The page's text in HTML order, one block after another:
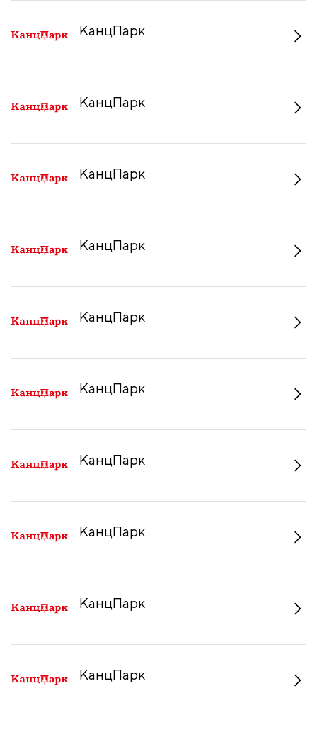
КанцПарк
КанцПарк
КанцПарк
КанцПарк
КанцПарк
КанцПарк
КанцПарк
КанцПарк
КанцПарк
КанцПарк